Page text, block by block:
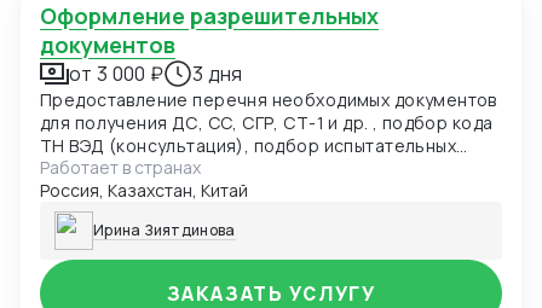
Оформление разрешительных
документов
от 3 000 ₽ 3 дня
Предоставление перечня необходимых документов
для получения ДС, СС, СГР, СТ-1 и др. , подбор кода
ТН ВЭД (консультация), подбор испытательных
лабораторий, подача заявки в центр сертификации.
Разработка нормативно-технической
документации: ТУ, ПС, РЭ, ОБ и др. для получения
ДС, СС, СГР и т.д.(от 5000руб)
Работает в странах
Россия, Казахстан, Китай
Ирина Зиятдинова
ЗАКАЗАТЬ УСЛУГУ